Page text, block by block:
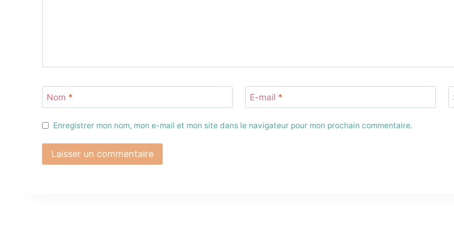
Nom * E-mail *
Enregistrer mon nom, mon e-mail et mon site dans le navigateur pour mon prochain commentaire.